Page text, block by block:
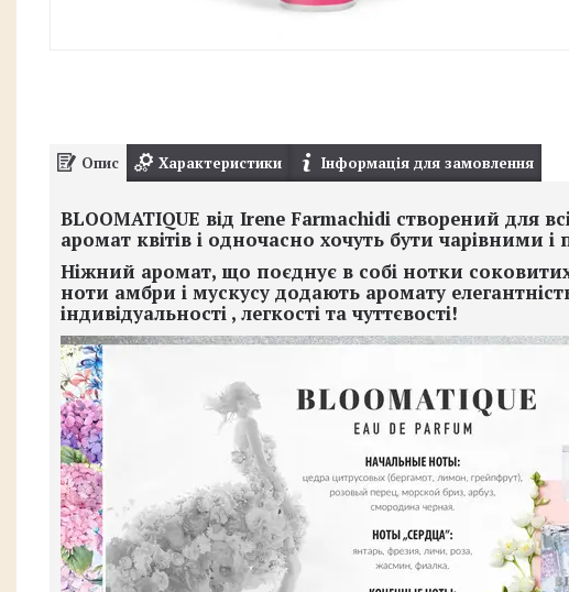
Опис Характеристики Інформація для замовлення
BLOOMATIQUE від Irene Farmachidi створений для
аромат квітів і одночасно хочуть бути чарівними
Ніжний аромат, що поєднує в собі нотки соковитих
ноти амбри і мускусу додають аромату
індивідуальності , легкості та чуттєвості!